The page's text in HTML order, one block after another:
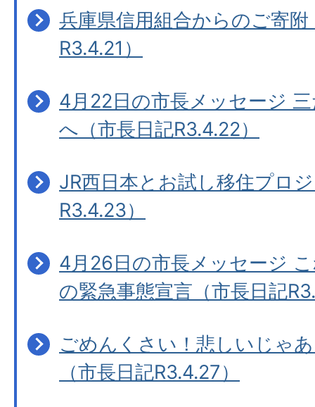
兵庫県信用組合からのご寄附
R3.4.21）
4月22日の市長メッセージ
へ（市長日記R3.4.22）
JR西日本とお試し移住プロ
R3.4.23）
4月26日の市長メッセージ
の緊急事態宣言（市長日記
ごめんくさい！悲しいじゃ
（市長日記R3.4.27）